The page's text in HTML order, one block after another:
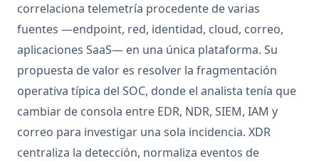
correlaciona telemetría procedente de varias
fuentes —endpoint, red, identidad, cloud, correo,
aplicaciones SaaS— en una única plataforma. Su
propuesta de valor es resolver la fragmentación
operativa típica del SOC, donde el analista tenía que
cambiar de consola entre EDR, NDR, SIEM, IAM y
correo para investigar una sola incidencia. XDR
centraliza la detección, normaliza eventos de